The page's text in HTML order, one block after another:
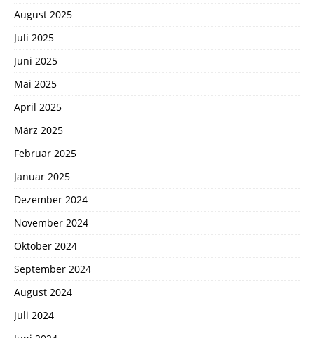
August 2025
Juli 2025
Juni 2025
Mai 2025
April 2025
März 2025
Februar 2025
Januar 2025
Dezember 2024
November 2024
Oktober 2024
September 2024
August 2024
Juli 2024